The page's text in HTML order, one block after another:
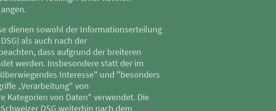
dienen sowohl der Informationserteilung
als auch nach der
dass aufgrund der breiteren
werden. Insbesondere statt der im
Interesse" und "besonders
„Verarbeitung" von
Kategorien von Daten" verwendet. Die
DSG weiterhin nach dem